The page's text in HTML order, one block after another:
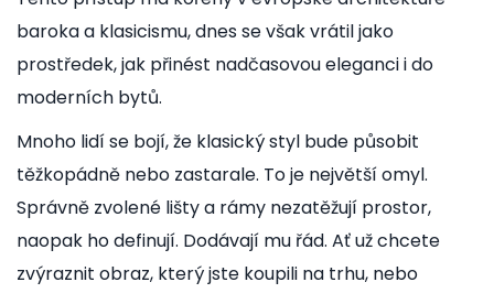
baroka a klasicismu, dnes se však vrátil jako
prostředek, jak přinést nadčasovou eleganci i do
moderních bytů.
Mnoho lidí se bojí, že klasický styl bude působit
těžkopádně nebo zastarale. To je největší omyl.
Správně zvolené lišty a rámy nezatěžují prostor,
naopak ho definují. Dodávají mu řád. Ať už chcete
zvýraznit obraz, který jste koupili na trhu, nebo